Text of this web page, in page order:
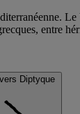
entre
Diptyque